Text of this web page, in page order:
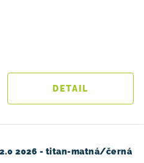
2.0 2026 - titan-matná/černá